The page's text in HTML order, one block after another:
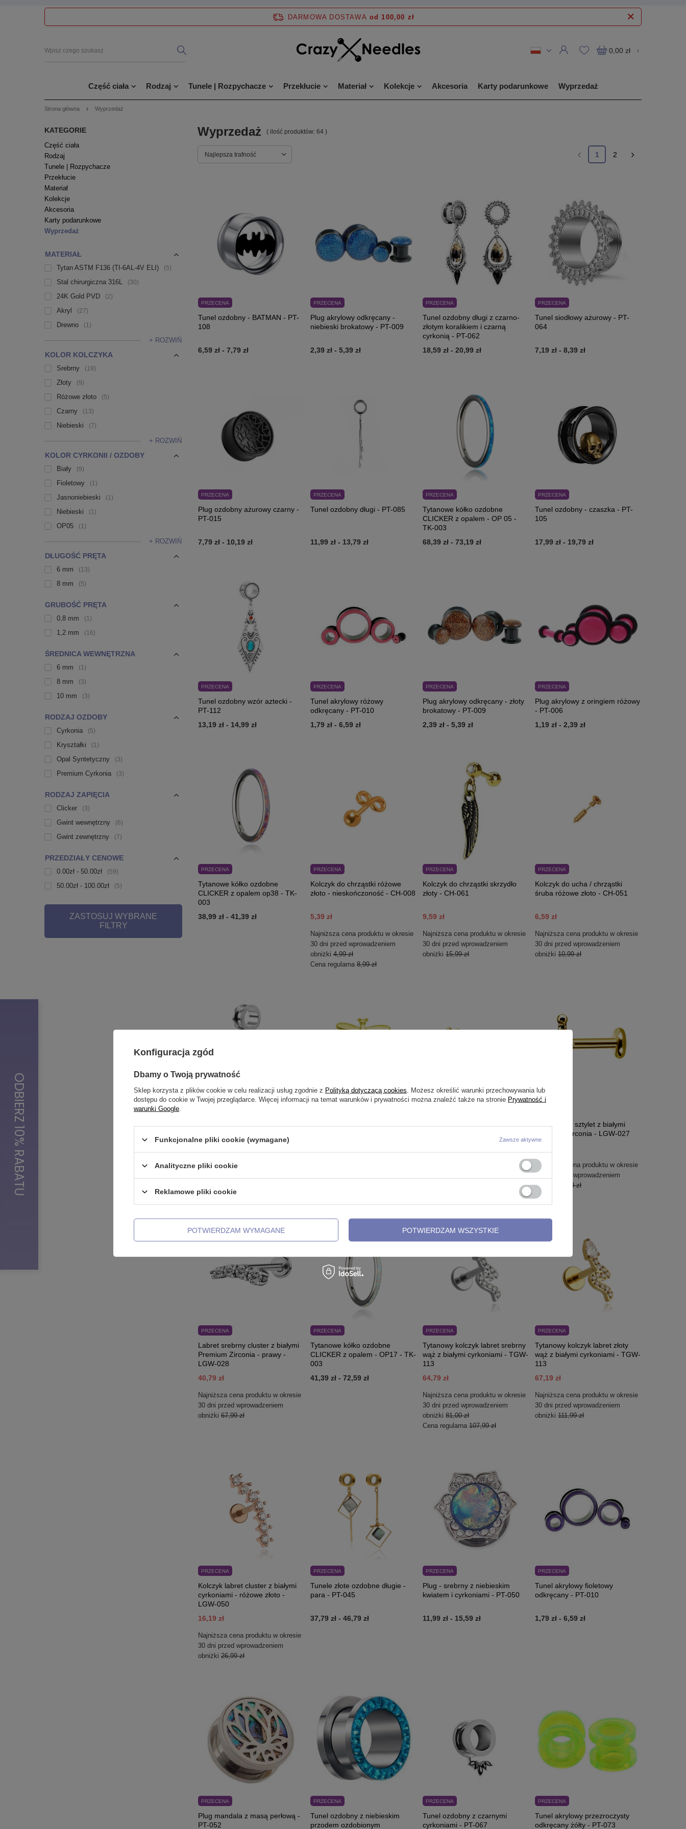
DARMOWA DOSTAWA od 100,00 zł
0,00 zł
Część ciała Rodzaj Tunele | Rozpychacze Przekłucie Materiał Kolekcje Akcesoria Karty podarunkowe Wyprzedaż
Strona główna Wyprzedaż
KATEGORIE
Część ciała
Rodzaj
Tunele | Rozpychacze
Przekłucie
Materiał
Kolekcje
Akcesoria
Karty podarunkowe
Wyprzedaż
MATERIAŁ
Tytan ASTM F136 (TI-6AL-4V ELI) 5
Stal chirurgiczna 316L 30
24K Gold PVD 2
Akryl 27
Drewno 1
+ ROZWIŃ
KOLOR KOLCZYKA
Srebrny 19
Złoty 9
Różowe złoto 5
Czarny 13
Niebieski 7
+ ROZWIŃ
KOLOR CYRKONII / OZDOBY
Biały 9
Fioletowy 1
Jasnoniebieski 1
Niebieski 1
OP05 1
+ ROZWIŃ
DŁUGOŚĆ PRĘTA
6 mm 13
8 mm 5
GRUBOŚĆ PRĘTA
0,8 mm 1
1,2 mm 16
ŚREDNICA WEWNĘTRZNA
6 mm 1
8 mm 3
10 mm 3
RODZAJ OZDOBY
Cyrkonia 5
Kryształki 1
Opal Syntetyczny 3
Premium Cyrkonia 3
RODZAJ ZAPIĘCIA
Clicker 3
Gwint wewnętrzny 6
Gwint zewnętrzny 7
PRZEDZIAŁY CENOWE
0.00zł - 50.00zł 59
50.00zł - 100.00zł 5
ZASTOSUJ WYBRANE
FILTRY
Wyprzedaż ( ilość produktów: 64 )
Najlepsza trafność 1 2
PRZECENA
Tunel ozdobny - BATMAN - PT-
108
6,59 zł - 7,79 zł
PRZECENA
Plug akrylowy odkręcany -
niebieski brokatowy - PT-009
2,39 zł - 5,39 zł
PRZECENA
Tunel ozdobny długi z czarno-
złotym koralikiem i czarną
cyrkonią - PT-062
18,59 zł - 20,99 zł
PRZECENA
Tunel siodłowy ażurowy - PT-
064
7,19 zł - 8,39 zł
PRZECENA
Plug ozdobny ażurowy czarny -
PT-015
7,79 zł - 10,19 zł
PRZECENA
Tunel ozdobny długi - PT-085
11,99 zł - 13,79 zł
PRZECENA
Tytanowe kółko ozdobne
CLICKER z opalem - OP 05 -
TK-003
68,39 zł - 73,19 zł
PRZECENA
Tunel ozdobny - czaszka - PT-
105
17,99 zł - 19,79 zł
PRZECENA
Tunel ozdobny wzór aztecki -
PT-112
13,19 zł - 14,99 zł
PRZECENA
Tunel akrylowy różowy
odkręcany - PT-010
1,79 zł - 6,59 zł
PRZECENA
Plug akrylowy odkręcany - złoty
brokatowy - PT-009
2,39 zł - 5,39 zł
PRZECENA
Plug akrylowy z oringiem różowy
- PT-006
1,19 zł - 2,39 zł
PRZECENA
Tytanowe kółko ozdobne
CLICKER z opalem op38 - TK-
003
38,99 zł - 41,39 zł
PRZECENA
Kolczyk do chrząstki różowe
złoto - nieskończoność - CH-008
5,39 zł
Najniższa cena produktu w okresie
30 dni przed wprowadzeniem
obniżki 4,99 zł
Cena regularna 8,99 zł
PRZECENA
Kolczyk do chrząstki skrzydło
złoty - CH-061
9,59 zł
Najniższa cena produktu w okresie
30 dni przed wprowadzeniem
obniżki 15,99 zł
PRZECENA
Kolczyk do ucha / chrząstki
śruba różowe złoto - CH-051
6,59 zł
Najniższa cena produktu w okresie
30 dni przed wprowadzeniem
obniżki 10,99 zł
Najniższa cena produktu w okresie
Labret złoty sztylet z białymi
Premium Zirconia - LGW-027
Najniższa cena produktu w okresie
30 dni przed wprowadzeniem
obniżki
83,99 zł
PRZECENA
Labret srebrny cluster z białymi
Premium Zirconia - prawy -
LGW-028
40,79 zł
Najniższa cena produktu w okresie
30 dni przed wprowadzeniem
obniżki 67,99 zł
PRZECENA
Tytanowe kółko ozdobne
CLICKER z opalem - OP17 - TK-
003
41,39 zł - 72,59 zł
PRZECENA
Tytanowy kolczyk labret srebrny
wąż z białymi cyrkoniami - TGW-
113
64,79 zł
Najniższa cena produktu w okresie
30 dni przed wprowadzeniem
obniżki 81,00 zł
Cena regularna 107,99 zł
PRZECENA
Tytanowy kolczyk labret złoty
wąż z białymi cyrkoniami - TGW-
113
67,19 zł
Najniższa cena produktu w okresie
30 dni przed wprowadzeniem
obniżki 111,99 zł
PRZECENA
Kolczyk labret cluster z białymi
cyrkoniami - różowe złoto -
LGW-050
16,19 zł
Najniższa cena produktu w okresie
30 dni przed wprowadzeniem
obniżki 26,99 zł
PRZECENA
Tunele złote ozdobne długie -
para - PT-045
37,79 zł - 46,79 zł
PRZECENA
Plug - srebrny z niebieskim
kwiatem i cyrkoniami - PT-050
11,99 zł - 15,59 zł
PRZECENA
Tunel akrylowy fioletowy
odkręcany - PT-010
1,79 zł - 6,59 zł
PRZECENA
Plug mandala z masą perłową -
PT-052
PRZECENA
Tunel ozdobny z niebieskim
przodem ozdobionym
PRZECENA
Tunel ozdobny z czarnymi
cyrkoniami - PT-067
PRZECENA
Tunel akrylowy przezroczysty
odkręcany żółty - PT-073
Konfiguracja zgód
Dbamy o Twoją prywatność
Sklep korzysta z plików cookie w celu realizacji usług zgodnie z Polityką dotyczącą cookies . Możesz określić warunki przechowywania lub
dostępu do cookie w Twojej przeglądarce. Więcej informacji na temat warunków i prywatności można znaleźć także na stronie Prywatność i
warunki Google
Funkcjonalne pliki cookie (wymagane) Zawsze aktywne
Analityczne pliki cookie
Reklamowe pliki cookie
POTWIERDZAM WYMAGANE POTWIERDZAM WSZYSTKIE